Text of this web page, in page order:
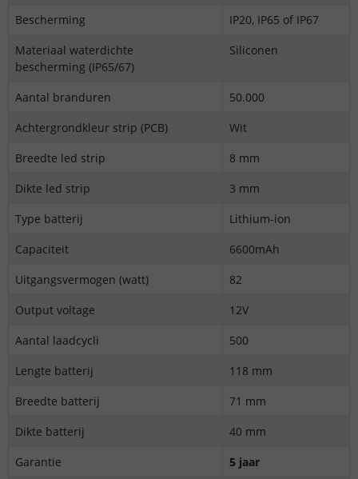
Bescherming
IP20, IP65 of IP67
Materiaal waterdichte
bescherming (IP65/67)
Siliconen
Aantal branduren
50.000
Achtergrondkleur strip (PCB)
Wit
Breedte led strip
8 mm
Dikte led strip
3 mm
Type batterij
Lithium-ion
Capaciteit
6600mAh
Uitgangsvermogen (watt)
82
Output voltage
12V
Aantal laadcycli
500
Lengte batterij
118 mm
Breedte batterij
71 mm
Dikte batterij
40 mm
Garantie
5 jaar